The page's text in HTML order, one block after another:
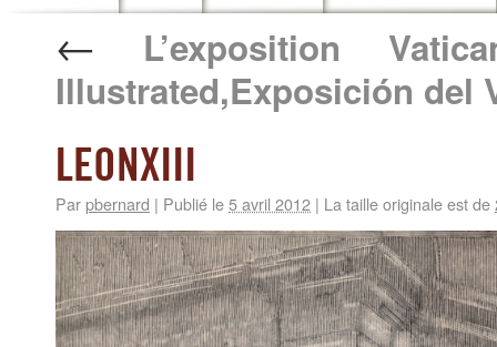
← L’exposition
Illustrated,Exposición del
LEONXIII
Parpbernard | Publié le5 avril 2012 | La taille originale est de